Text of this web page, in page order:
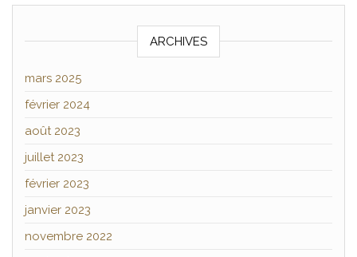
ARCHIVES
mars 2025
février 2024
août 2023
juillet 2023
février 2023
janvier 2023
novembre 2022